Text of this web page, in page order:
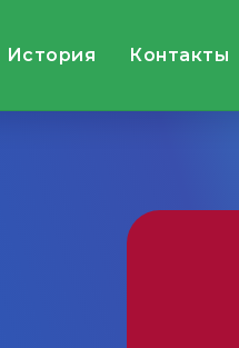
История Контакты